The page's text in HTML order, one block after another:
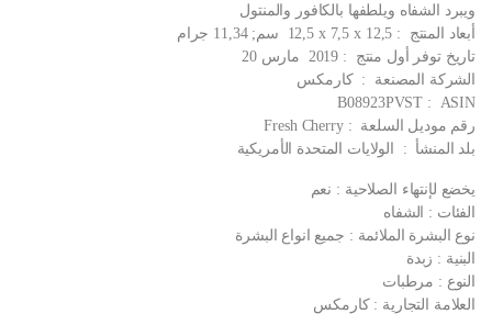
ويبرد الشفاه ويلطفها بالكافور والمنتول
أبعاد المنتج ‏ : ‎ 12,5 x 7,5 x 12,5 سم; 11,34 جرام
تاريخ توفر أول منتج ‏ : ‎ 2019 مارس 20
الشركة المصنعة ‏ : ‎ كارمكس
ASIN ‏ : ‎ B08923PVST
رقم موديل السلعة ‏ : ‎ Fresh Cherry
بلد المنشأ ‏ : ‎ الولايات المتحدة الأمريكية
يخضع لإنتهاء الصلاحية : نعم
الفئات : الشفاه
نوع البشرة الملائمة : جميع انواع البشرة
البنية : زبدة
النوع : مرطبات
العلامة التجارية : كارمكس